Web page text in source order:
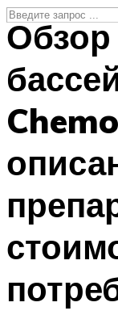
СТИЛИ
ПЛАВАНЬЕ
БАССЕЙН
МЕНЮ